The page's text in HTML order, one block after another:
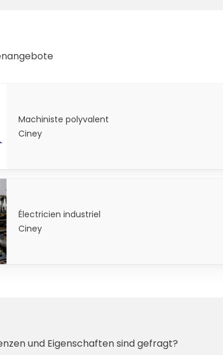
Machiniste polyvalent
Ciney
Électricien industriel
Ciney
und Eigenschaften sind gefragt?